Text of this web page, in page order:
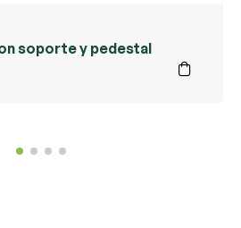
soporte y pedestal